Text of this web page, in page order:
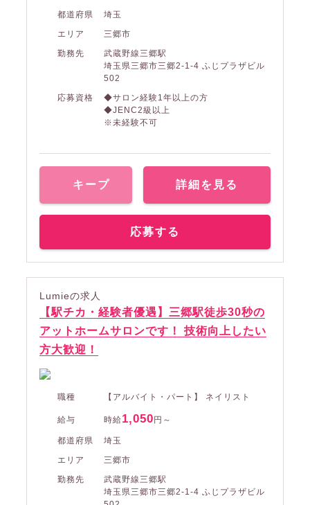
都道府県
埼玉
エリア
三郷市
勤務先
武蔵野線三郷駅
埼玉県三郷市三郷2-1-4 ふじプラザビル
502
応募資格
◆サロン経験1年以上の方
◆JENC2級以上
※未経験不可
キープ 詳細を見る
応募する
Lumieの求人
【駅チカ・経験者優遇】三郷駅徒歩30秒の
アットホームサロンです！ 技術向上したい
方大歓迎！
職種 【アルバイト・パート】 ネイリスト
給与 時給1,050 円～
都道府県
埼玉
エリア
三郷市
勤務先
武蔵野線三郷駅
埼玉県三郷市三郷2-1-4 ふじプラザビル